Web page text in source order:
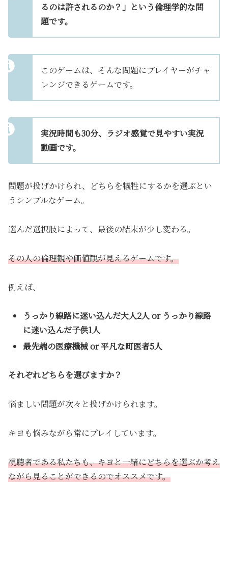
るのは許されるのか？」 という倫理学的な問
題です。
このゲームは、そんな問題にプレイヤーがチャ
レンジできるゲームです。
実況時間も30分、ラジオ感覚で見やすい実況
動画です。
問題が投げかけられ、どちらを犠牲にするかを選ぶとい
うシンプルなゲーム。
選んだ選択肢によって、最後の結末が少し変わる。
その人の倫理観や価値観が見えるゲームです。
例えば、
うっかり線路に迷い込んだ大人2人 or うっかり線路
に迷い込んだ子供1人
最先端の医療機械 or 平凡な町医者5人
それぞれどちらを選びますか？
悩ましい問題が次々と投げかけられます。
キヨも悩みながら常にプレイしています。
視聴者である私たちも、キヨと一緒にどちらを選ぶか考え
ながら見ることができるのでオススメです。